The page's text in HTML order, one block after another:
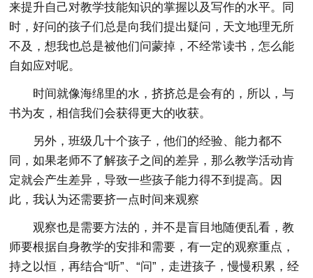
来提升自己对教学技能知识的掌握以及写作的水平。同
时，好问的孩子们总是向我们提出疑问，天文地理无所
不及，想我也总是被他们问蒙掉，不经常读书，怎么能
自如应对呢。
时间就像海绵里的水，挤挤总是会有的，所以，与
书为友，相信我们会获得更大的收获。
另外，班级几十个孩子，他们的经验、能力都不
同，如果老师不了解孩子之间的差异，那么教学活动肯
定就会产生差异，导致一些孩子能力得不到提高。因
此，我认为还需要挤一点时间来观察
观察也是需要方法的，并不是盲目地随便乱看，教
师要根据自身教学的安排和需要，有一定的观察重点，
持之以恒，再结合“听”、“问”，走进孩子，慢慢积累，经